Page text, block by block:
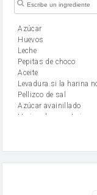
Azúcar
huevos
leche
Pepitas de choco
aceite
Levadura si la harina
Pellizco de sal
Azúcar avainillado
Harina de reposteria
mantequilla